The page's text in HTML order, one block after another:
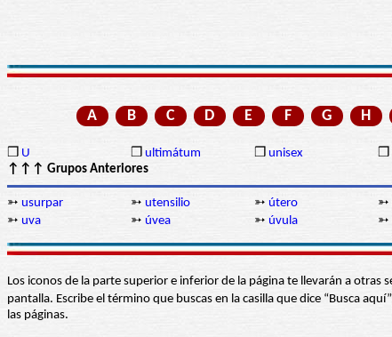
A B C D E F G H
❒ U ❒ ultimátum ❒ unisex ❒
↑↑↑ Grupos Anteriores
➳ usurpar ➳ utensilio ➳ útero ➳
➳ uva ➳ úvea ➳ úvula ➳
Los iconos de la parte superior e inferior de la página te llevarán a
pantalla. Escribe el término que buscas en la casilla que dice “Busca
las páginas.